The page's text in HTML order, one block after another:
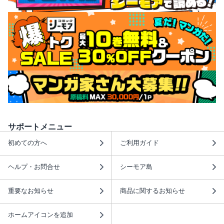
サポートメニュー
初めての方へ ご利用ガイド
ヘルプ・お問合せ シーモア島
重要なお知らせ 商品に関するお知らせ
ホームアイコンを追加